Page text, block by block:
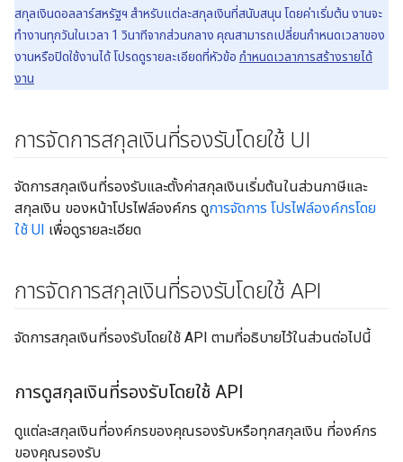
สกุลเงินดอลลาร์สหรัฐฯ สำหรับแต่ละสกุลเงินที่สนับสนุน โดยค่าเริ่มต้น งานจะ
ทำงานทุกวันในเวลา 1 วินาทีจากส่วนกลาง คุณสามารถเปลี่ยนกำหนดเวลาของ
งานหรือปิดใช้งานได้ โปรดดูรายละเอียดที่หัวข้อ กำหนดเวลาการสร้างรายได้
งาน
การจัดการสกุลเงินที่รองรับโดยใช้ UI
จัดการสกุลเงินที่รองรับและตั้งค่าสกุลเงินเริ่มต้นในส่วนภาษีและ
สกุลเงิน ของหน้าโปรไฟล์องค์กร ดูการจัดการ โปรไฟล์องค์กรโดย
ใช้ UI เพื่อดูรายละเอียด
การจัดการสกุลเงินที่รองรับโดยใช้ API
จัดการสกุลเงินที่รองรับโดยใช้ API ตามที่อธิบายไว้ในส่วนต่อไปนี้
การดูสกุลเงินที่รองรับโดยใช้ API
ดูแต่ละสกุลเงินที่องค์กรของคุณรองรับหรือทุกสกุลเงิน ที่องค์กร
ของคุณรองรับ